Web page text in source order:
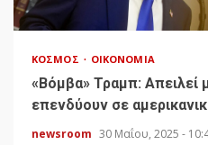
ΚΌΣΜΟΣ ΟΙΚΟΝΟΜΊΑ
«Bόμβα» Τραμπ:
επενδύουν σε
newsroom 30 Μαΐου, 2025 -